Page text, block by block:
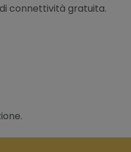
connettività gratuita.